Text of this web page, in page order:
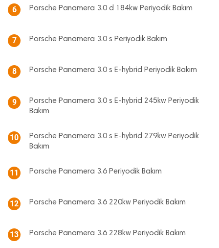
6 Porsche Panamera 3.0 d 184kw Periyodik Bakım
7 Porsche Panamera 3.0 s Periyodik Bakım
8 Porsche Panamera 3.0 s E-hybrid Periyodik Bakım
9
Porsche Panamera 3.0 s E-hybrid 245kw Periyodik
Bakım
10
Porsche Panamera 3.0 s E-hybrid 279kw Periyodik
Bakım
11 Porsche Panamera 3.6 Periyodik Bakım
12 Porsche Panamera 3.6 220kw Periyodik Bakım
13 Porsche Panamera 3.6 228kw Periyodik Bakım